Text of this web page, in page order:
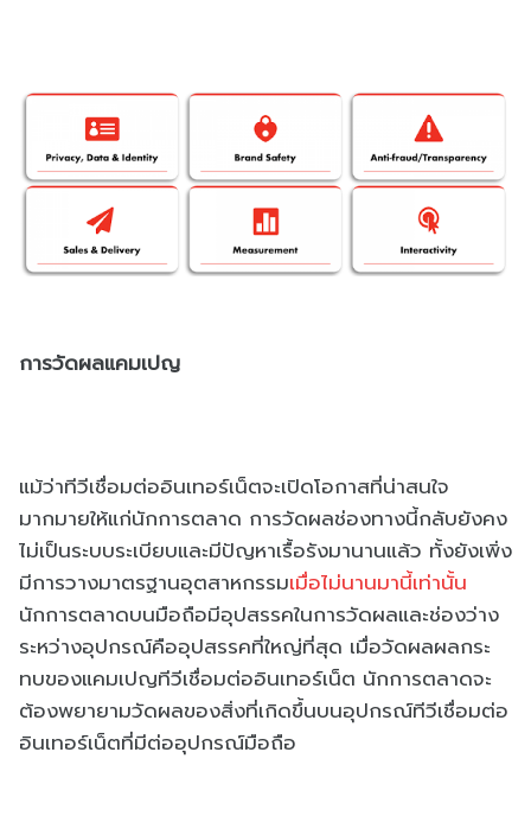
การวัดผลแคมเปญ
แม้ว่าทีวีเชื่อมต่ออินเทอร์เน็ตจะเปิดโอกาสที่น่าสนใจ
มากมายให้แก่นักการตลาด การวัดผลช่องทางนี้กลับยังคง
ไม่เป็นระบบระเบียบและมีปัญหาเรื้อรังมานานแล้ว ทั้งยังเพิ่ง
มีการวางมาตรฐานอุตสาหกรรมเมื่อไม่นานมานี้เท่านั้น
นักการตลาดบนมือถือมีอุปสรรคในการวัดผลและช่องว่าง
ระหว่างอุปกรณ์คืออุปสรรคที่ใหญ่ที่สุด เมื่อวัดผลผลกระ
ทบของแคมเปญทีวีเชื่อมต่ออินเทอร์เน็ต นักการตลาดจะ
ต้องพยายามวัดผลของสิ่งที่เกิดขึ้นบนอุปกรณ์ทีวีเชื่อมต่อ
อินเทอร์เน็ตที่มีต่ออุปกรณ์มือถือ